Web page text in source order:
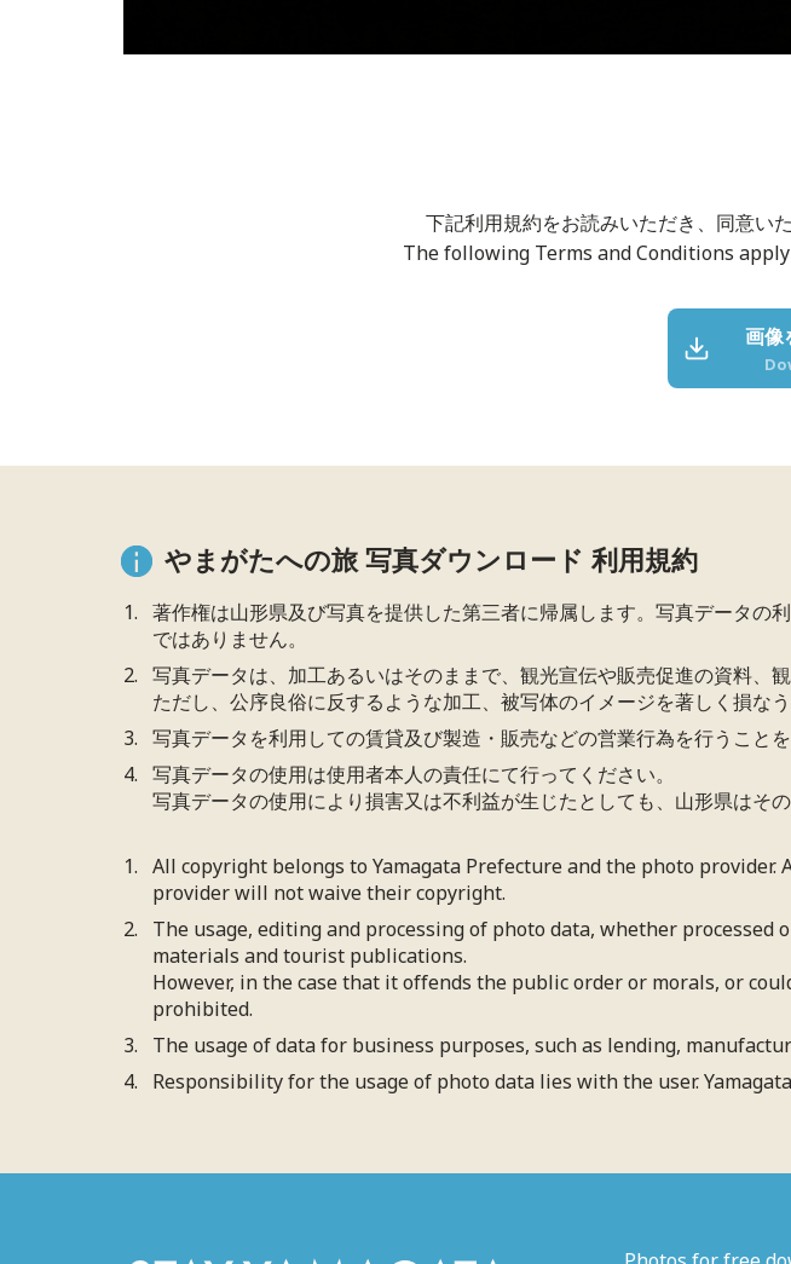
下記利用規約をお読みいただき、同意い
The following Terms and Conditions
画像
やまがたへの旅 写真ダウンロード 利用規約
著作権は山形県及び写真を提供した第三者に帰属します。写真データ
ではありません。
写真データは、加工あるいはそのままで、観光宣伝や販売促進の資料、
ただし、公序良俗に反するような加工、被写体のイメージを著しく損な
写真データを利用しての賃貸及び製造・販売などの営業行為を行うことを
写真データの使用は使用者本人の責任にて行ってください。
写真データの使用により損害又は不利益が生じたとしても、山形県はそ
All copyright belongs to Yamagata Prefecture and the photo
provider will not waive their copyright.
The usage, editing and processing of photo data, whether
materials and tourist publications.
However, in the case that it offends the public order or morals, or
prohibited.
The usage of data for business purposes, such as lending,
Responsibility for the usage of photo data lies with the user.